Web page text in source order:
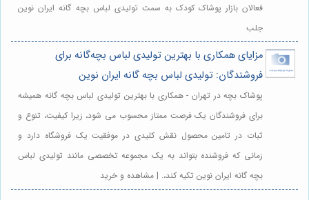
فعالان بازار پوشاک کودک به سمت تولیدی لباس بچه گانه ایران نوین
جلب
مزایای همکاری با بهترین تولیدی لباس بچه‌گانه برای
فروشندگان: تولیدی لباس بچه گانه ایران نوین
پوشاک بچه در تهران - همکاری با بهترین تولیدی لباس بچه گانه همیشه
برای فروشندگان یک فرصت ممتاز محسوب می شود، زیرا کیفیت، تنوع و
ثبات در تامین محصول نقش کلیدی در موفقیت یک فروشگاه دارد و
زمانی که فروشنده بتواند به یک مجموعه تخصصی مانند تولیدی لباس
بچه گانه ایران نوین تکیه کند،. | مشاهده و خرید